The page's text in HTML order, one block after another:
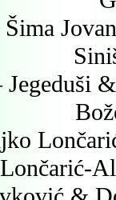
Lončarić-